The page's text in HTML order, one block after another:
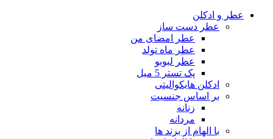
عطر و ادکلن
عطر دست ساز
عطر امضای من
عطر ماه تولد
عطر لبوبو
پک تستر 5 میل
ادکلن هایکوالیتی
بر اساس جنسیت
زنانه
مردانه
با الهام از برند ها